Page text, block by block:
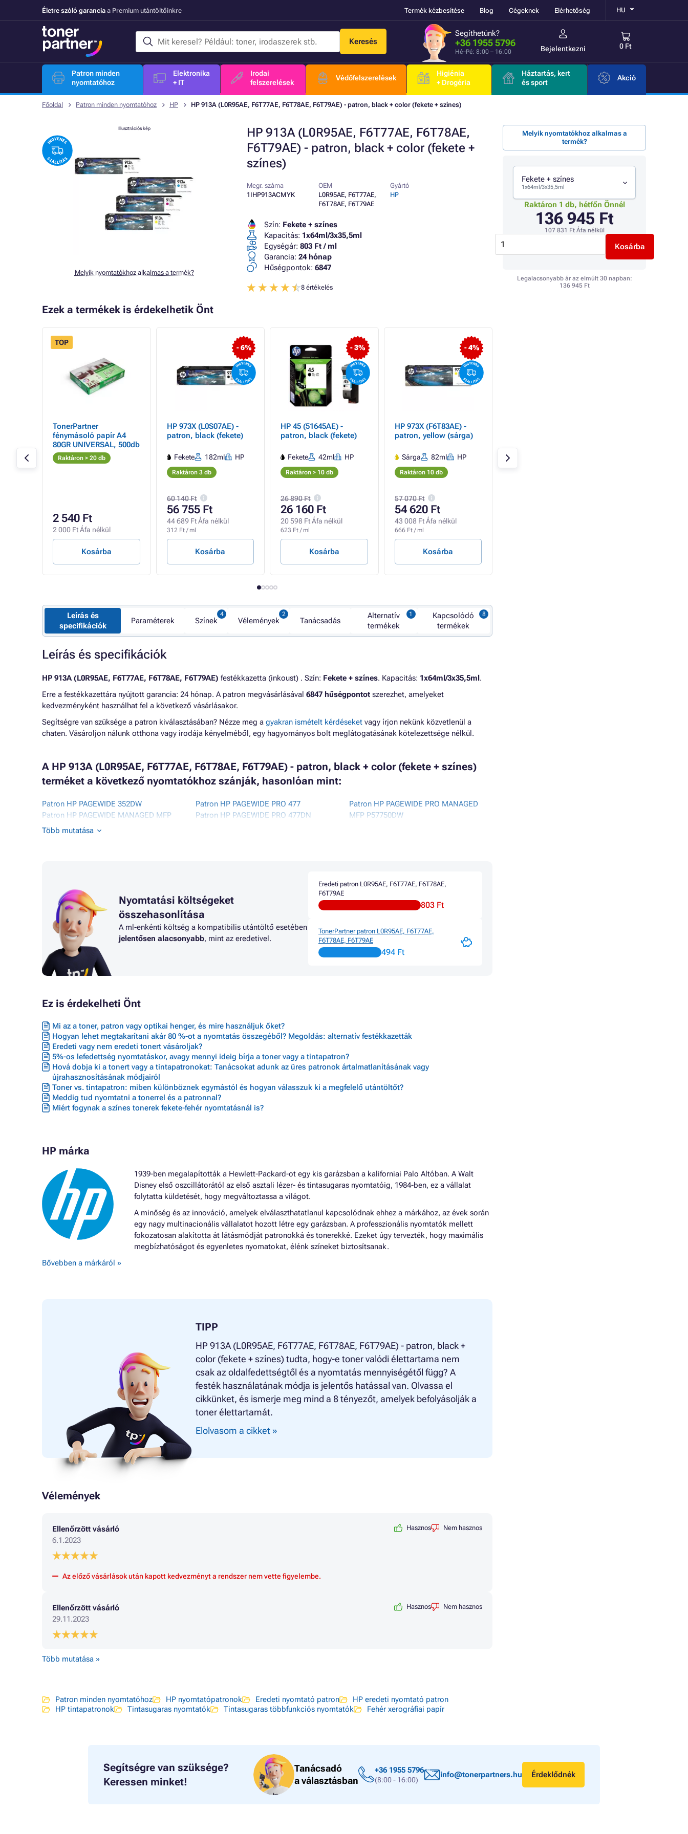
Életre szóló garancia a Premium utántöltőinkre Termék kézbesítése Blog Cégeknek Elérhetőség HU
Keresés
Segíthetünk?
+36 1955 5796
Hé–Pé: 8:00 – 16:00 Bejelentkezni 0 Ft
Patron minden
nyomtatóhoz
Elektronika
+ IT
Irodai
felszerelések
Védőfelszerelések
Higiénia
+ Drogéria
Háztartás, kert
és sport
Akció
Főoldal Patron minden nyomtatóhoz HP HP 913A (L0R95AE, F6T77AE, F6T78AE, F6T79AE) - patron, black + color (fekete + színes)
HP 913A (L0R95AE, F6T77AE, F6T78AE,
F6T79AE) - patron, black + color (fekete +
színes)
Illusztrációs kép
Melyik nyomtatókhoz alkalmas a termék?
Megr. száma
1IHP913ACMYK
OEM
L0R95AE, F6T77AE,
F6T78AE, F6T79AE
Gyártó
HP
Szín: Fekete + színes
Kapacitás: 1x64ml/3x35,5ml
Egységár: 803 Ft / ml
Garancia: 24 hónap
Hűségpontok: 6847
8 értékelés
Melyik nyomtatókhoz alkalmas a
termék?
Fekete + színes
1x64ml/3x35,5ml
Raktáron 1 db, hétfőn Önnél
136 945 Ft
107 831 FtÁfa nélkül
Kosárba
Legalacsonyabb ár az elmúlt 30 napban:
136 945 Ft
Ezek a termékek is érdekelhetik Önt
TOP
TonerPartner
fénymásoló papír A4
80GR UNIVERSAL, 500db
Raktáron > 20 db
2 540 Ft
2 000 Ft Áfa nélkül
Kosárba
- 6%
HP 973X (L0S07AE) -
patron, black (fekete)
Fekete 182ml HP
Raktáron 3 db
60 140 Ft
56 755 Ft
44 689 Ft Áfa nélkül
312 Ft / ml
Kosárba
- 3%
HP 45 (51645AE) -
patron, black (fekete)
Fekete 42ml HP
Raktáron > 10 db
26 890 Ft
26 160 Ft
20 598 Ft Áfa nélkül
623 Ft / ml
Kosárba
- 4%
HP 973X (F6T83AE) -
patron, yellow (sárga)
Sárga 82ml HP
Raktáron 10 db
57 070 Ft
54 620 Ft
43 008 Ft Áfa nélkül
666 Ft / ml
Kosárba
Leírás és
specifikációk
Paraméterek Színek Vélemények Tanácsadás
Alternatív
termékek
Kapcsolódó
termékek
Leírás és specifikációk
HP 913A (L0R95AE, F6T77AE, F6T78AE, F6T79AE) festékkazetta (inkoust) . Szín: Fekete + színes. Kapacitás: 1x64ml/3x35,5ml.
Erre a festékkazettára nyújtott garancia: 24 hónap. A patron megvásárlásával 6847 hűségpontot szerezhet, amelyeket
kedvezményként használhat fel a következő vásárlásakor.
Segítségre van szüksége a patron kiválasztásában? Nézze meg a gyakran ismételt kérdéseket vagy írjon nekünk közvetlenül a
chaten. Vásároljon nálunk otthona vagy irodája kényelméből, egy hagyományos bolt meglátogatásának kötelezettsége nélkül.
A HP 913A (L0R95AE, F6T77AE, F6T78AE, F6T79AE) - patron, black + color (fekete + színes)
terméket a következő nyomtatókhoz szánják, hasonlóan mint:
Patron HP PAGEWIDE 352DW
Patron HP PAGEWIDE MANAGED MFP
P57750
Patron HP PAGEWIDE PRO 452DW
Patron HP PAGEWIDE PRO 477
Patron HP PAGEWIDE PRO 477DN
Patron HP PAGEWIDE PRO 577Z
Patron HP PAGEWIDE PRO MANAGED
MFP P57750DW
Patron HP PHOTOSMART P1100XI
Több mutatása
Nyomtatási költségeket
összehasonlítása
A ml-enkénti költség a kompatibilis utántöltő esetében
jelentősen alacsonyabb, mint az eredetivel.
Eredeti patron L0R95AE, F6T77AE, F6T78AE,
F6T79AE
803 Ft
TonerPartner patron L0R95AE, F6T77AE,
F6T78AE, F6T79AE
494 Ft
Ez is érdekelheti Önt
Mi az a toner, patron vagy optikai henger, és mire használjuk őket?
Hogyan lehet megtakarítani akár 80 %-ot a nyomtatás összegéből? Megoldás: alternatív festékkazetták
Eredeti vagy nem eredeti tonert vásároljak?
5%-os lefedettség nyomtatáskor, avagy mennyi ideig bírja a toner vagy a tintapatron?
Hová dobja ki a tonert vagy a tintapatronokat: Tanácsokat adunk az üres patronok ártalmatlanításának vagy
újrahasznosításának módjairól
Toner vs. tintapatron: miben különböznek egymástól és hogyan válasszuk ki a megfelelő utántöltőt?
Meddig tud nyomtatni a tonerrel és a patronnal?
Miért fogynak a színes tonerek fekete-fehér nyomtatásnál is?
HP márka
1939-ben megalapították a Hewlett-Packard-ot egy kis garázsban a kaliforniai Palo Altóban. A Walt
Disney első oszcillátorától az első asztali lézer- és tintasugaras nyomtatóig, 1984-ben, ez a vállalat
folytatta küldetését, hogy megváltoztassa a világot.
A minőség és az innováció, amelyek elválaszthatatlanul kapcsolódnak ehhez a márkához, az évek során
egy nagy multinacionális vállalatot hozott létre egy garázsban. A professzionális nyomtatók mellett
fokozatosan alakította át látásmódját patronokká és tonerekké. Ezeket úgy tervezték, hogy maximális
megbízhatóságot és egyenletes nyomatokat, élénk színeket biztosítsanak.
Bővebben a márkáról »
TIPP
HP 913A (L0R95AE, F6T77AE, F6T78AE, F6T79AE) - patron, black +
color (fekete + színes) tudta, hogy-e toner valódi élettartama nem
csak az oldalfedettségtől és a nyomtatás mennyiségétől függ? A
festék használatának módja is jelentős hatással van. Olvassa el
cikkünket, és ismerje meg mind a 8 tényezőt, amelyek befolyásolják a
toner élettartamát.
Elolvasom a cikket »
Vélemények
Ellenőrzött vásárló
6.1.2023
Hasznos Nem hasznos
Az előző vásárlások után kapott kedvezményt a rendszer nem vette figyelembe.
Ellenőrzött vásárló
29.11.2023
Hasznos Nem hasznos
Több mutatása »
Patron minden nyomtatóhoz HP nyomtatópatronok Eredeti nyomtató patron
HP eredeti nyomtató patron
HP tintapatronok
Tintasugaras nyomtatók Tintasugaras többfunkciós nyomtatók Fehér xerográfiai papír
Segítségre van szüksége?
Keressen minket!
Tanácsadó
a választásban
+36 1955 5796
(8:00 - 16:00)
info@tonerpartners.hu Érdeklődnék